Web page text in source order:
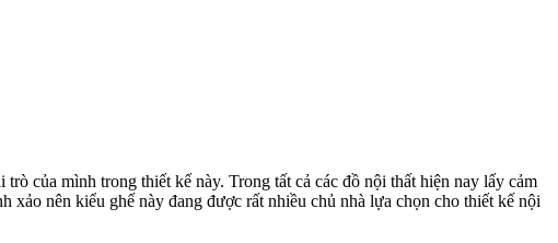
của mình trong thiết kế này. Trong tất cả các đồ nội thất hiện nay lấy cảm
nên kiểu ghế này đang được rất nhiều chủ nhà lựa chọn cho thiết kế nội